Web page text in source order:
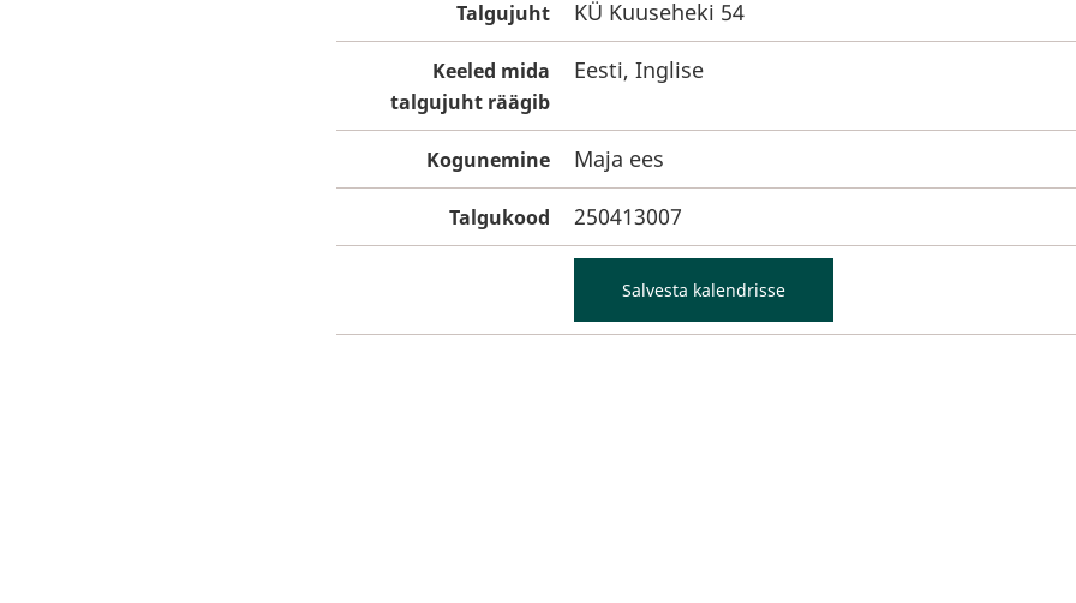
Talgujuht KÜ Kuuseheki 54
Keeled mida
talgujuht räägib
Eesti, Inglise
Kogunemine Maja ees
Talgukood 250413007
Salvesta kalendrisse